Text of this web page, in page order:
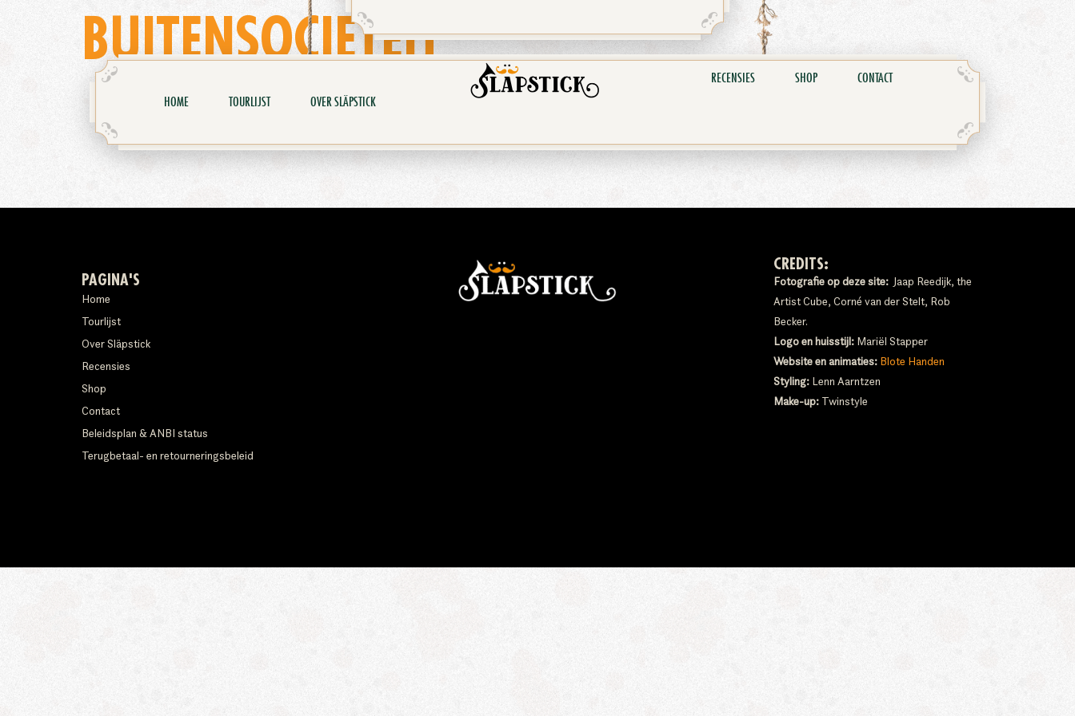
HOME TOURLIJST OVER SLÄPSTICK
RECENSIES SHOP CONTACT
BUITENSOCIETEIT
PAGINA'S
Home
Tourlijst
Over Släpstick
Recensies
Shop
Contact
Beleidsplan & ANBI status
Terugbetaal- en retourneringsbeleid
CREDITS:
Fotografie op deze site: Jaap Reedijk, the
Artist Cube, Corné van der Stelt, Rob
Becker.
Logo en huisstijl: Mariël Stapper
Website en animaties: Blote Handen
Styling: Lenn Aarntzen
Make-up: Twinstyle